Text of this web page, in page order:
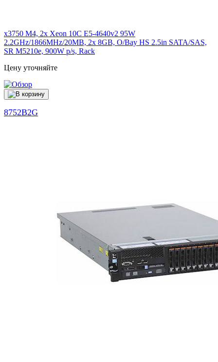
x3750 M4, 2x Xeon 10C E5-4640v2 95W
2.2GHz/1866MHz/20MB, 2x 8GB, O/Bay HS 2.5in SATA/SAS,
SR M5210e, 900W p/s, Rack
Цену уточняйте
8752B2G